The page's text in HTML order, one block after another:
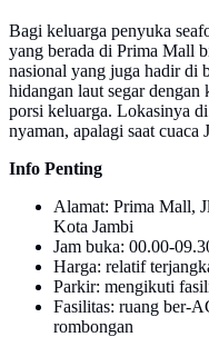
Bagi keluarga penyuka
yang berada di Prima Mall
nasional yang juga hadir di
hidangan laut segar dengan
porsi keluarga. Lokasinya
nyaman, apalagi saat cuaca
Info Penting
Alamat: Prima Mall,
Kota Jambi
Jam buka: 00.00-
Harga: relatif
Parkir: mengikuti
Fasilitas: ruang ber-
rombongan